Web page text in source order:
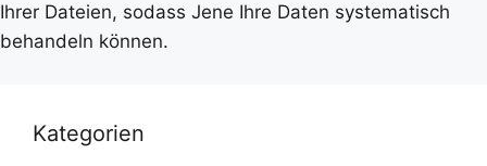
Ihrer Dateien, sodass Jene Ihre Daten systematisch
behandeln können.
Kategorien